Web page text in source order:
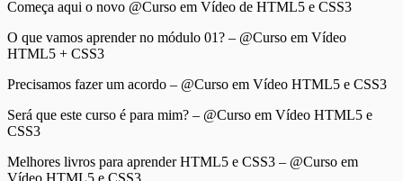
Começa aqui o novo @Curso em Vídeo de HTML5 e CSS3
O que vamos aprender no módulo 01? – @Curso em Vídeo
HTML5 + CSS3
Precisamos fazer um acordo – @Curso em Vídeo HTML5 e CSS3
Será que este curso é para mim? – @Curso em Vídeo HTML5 e
CSS3
Melhores livros para aprender HTML5 e CSS3 – @Curso em